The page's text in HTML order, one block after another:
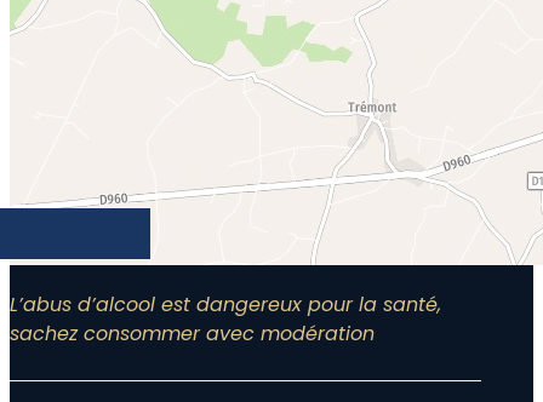
L’abus d’alcool est dangereux pour la santé,
sachez consommer avec modération